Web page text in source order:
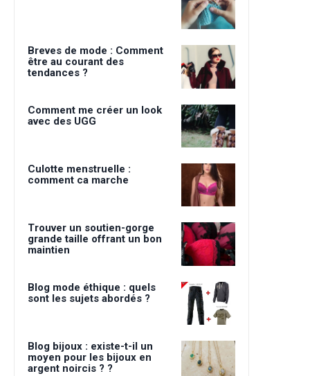
Breves de mode : Comment
être au courant des
tendances ?
Comment me créer un look
avec des UGG
Culotte menstruelle :
comment ca marche
Trouver un soutien-gorge
grande taille offrant un bon
maintien
Blog mode éthique : quels
sont les sujets abordés ?
Blog bijoux : existe-t-il un
moyen pour les bijoux en
argent noircis ? ?